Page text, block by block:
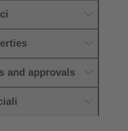
and approvals